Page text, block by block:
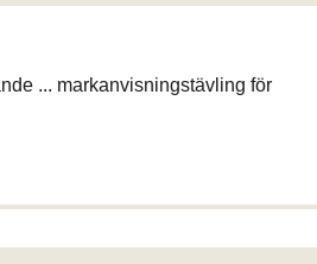
... markanvisningstävling för